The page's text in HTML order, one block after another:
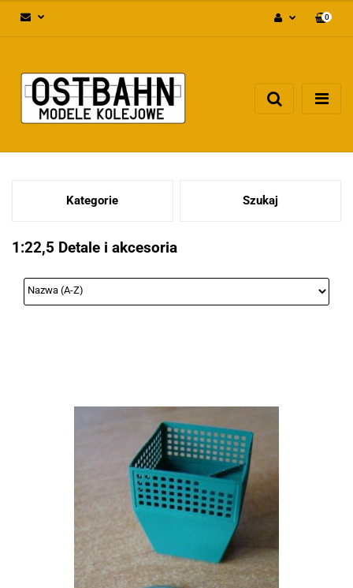
Dodaj zgłoszenie
0
Kategorie Szukaj
1:22,5 Detale i akcesoria